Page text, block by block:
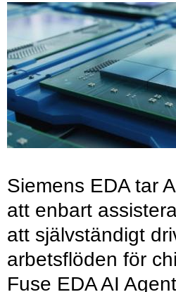
Siemens EDA tar
att enbart
att självständigt
arbetsflöden för
Fuse EDA AI